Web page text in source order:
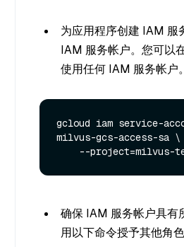
为应用程序创建 IAM 服
IAM 服务帐户。您可以
使用任何 IAM 服务帐户。
gcloud iam service-
milvus-gcs-access-sa \
确保 IAM 服务帐户具有
用以下命令授予其他角色